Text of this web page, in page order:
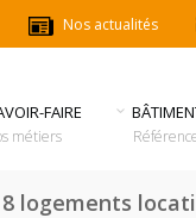
Nos actualités
FAIRE
métiers
logements